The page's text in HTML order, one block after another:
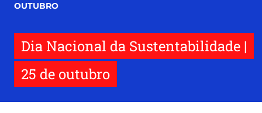
OUTUBRO
Dia Nacional da Sustentabilidade |
25 de outubro